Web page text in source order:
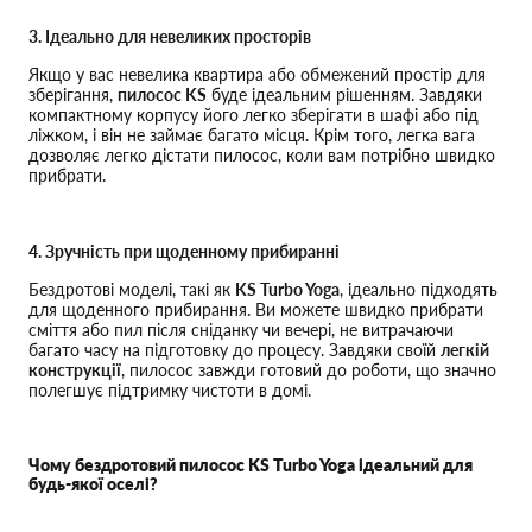
3. Ідеально для невеликих просторів
Якщо у вас невелика квартира або обмежений простір для
зберігання, пилосос KS буде ідеальним рішенням. Завдяки
компактному корпусу його легко зберігати в шафі або під
ліжком, і він не займає багато місця. Крім того, легка вага
дозволяє легко дістати пилосос, коли вам потрібно швидко
прибрати.
4. Зручність при щоденному прибиранні
Бездротові моделі, такі як KS Turbo Yoga, ідеально підходять
для щоденного прибирання. Ви можете швидко прибрати
сміття або пил після сніданку чи вечері, не витрачаючи
багато часу на підготовку до процесу. Завдяки своїй легкій
конструкції, пилосос завжди готовий до роботи, що значно
полегшує підтримку чистоти в домі.
Чому бездротовий пилосос KS Turbo Yoga ідеальний для
будь-якої оселі?